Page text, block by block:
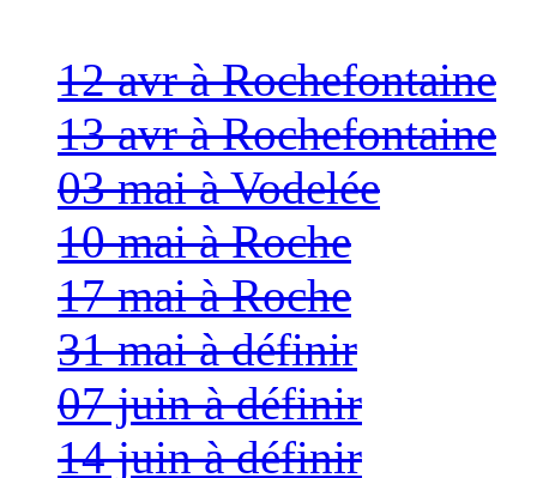
12 avr à Rochefontaine
13 avr à Rochefontaine
03 mai à Vodelée
10 mai à Roche
17 mai à Roche
31 mai à définir
07 juin à définir
14 juin à définir